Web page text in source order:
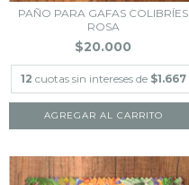
PAÑO PARA GAFAS COLIBRÍES
ROSA
$20.000
12 cuotas sin intereses de $1.667